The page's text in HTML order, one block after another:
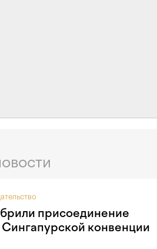
присоединение
Сингапурской конвенции